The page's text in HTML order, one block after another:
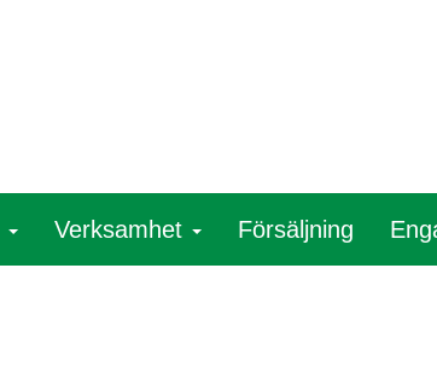
Verksamhet Försäljning